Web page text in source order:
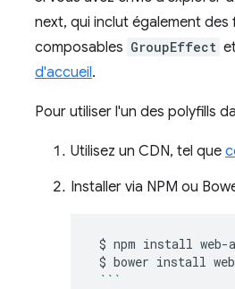
next, qui inclut également
composables GroupEffect
d'accueil.
Pour utiliser l'un des polyfills
Utilisez un CDN, tel que
Installer via NPM ou
$ npm install
$ bower install
```